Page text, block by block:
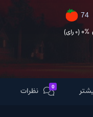
74
0%(0 رای)
0 نظرات